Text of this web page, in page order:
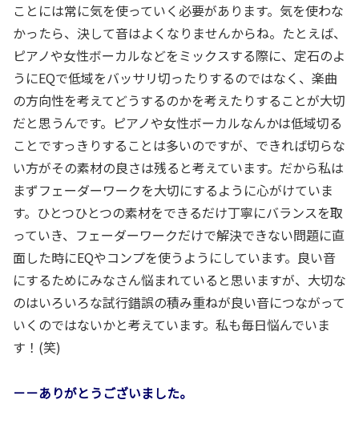
ことには常に気を使っていく必要があります。気を使わな
かったら、決して音はよくなりませんからね。たとえば、
ピアノや女性ボーカルなどをミックスする際に、定石のよ
うにEQで低域をバッサリ切ったりするのではなく、楽曲
の方向性を考えてどうするのかを考えたりすることが大切
だと思うんです。ピアノや女性ボーカルなんかは低域切る
ことですっきりすることは多いのですが、できれば切らな
い方がその素材の良さは残ると考えています。だから私は
まずフェーダーワークを大切にするように心がけていま
す。ひとつひとつの素材をできるだけ丁寧にバランスを取
っていき、フェーダーワークだけで解決できない問題に直
面した時にEQやコンプを使うようにしています。良い音
にするためにみなさん悩まれていると思いますが、大切な
のはいろいろな試行錯誤の積み重ねが良い音につながって
いくのではないかと考えています。私も毎日悩んでいま
す！(笑)
－－ありがとうございました。